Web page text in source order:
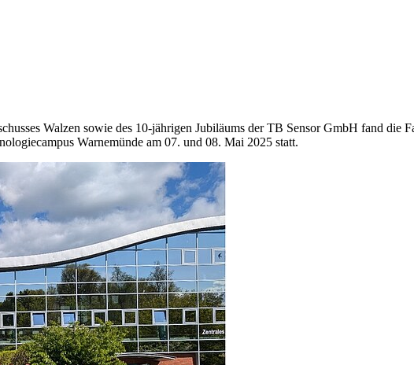
Walzen sowie des 10-jährigen Jubiläums der TB Sensor GmbH fand die
Warnemünde am 07. und 08. Mai 2025 statt.